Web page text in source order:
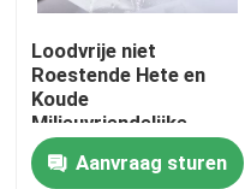
Huis
Producten
Loodvrije niet
Roestende Hete en
Koude
Milieuvriendelijke
Bassinmixer
Aanvraag sturen